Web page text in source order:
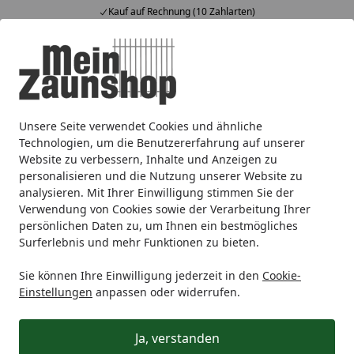
Unsere Seite verwendet Cookies und ähnliche
Technologien, um die Benutzererfahrung auf unserer
Website zu verbessern, Inhalte und Anzeigen zu
personalisieren und die Nutzung unserer Website zu
analysieren. Mit Ihrer Einwilligung stimmen Sie der
Verwendung von Cookies sowie der Verarbeitung Ihrer
persönlichen Daten zu, um Ihnen ein bestmögliches
Surferlebnis und mehr Funktionen zu bieten.
Sie können Ihre Einwilligung jederzeit in den Cookie-
Einstellungen anpassen oder widerrufen.
Ja, verstanden
Kauf auf Rechnung (10 Zahlarten)
Alle Produkte
Mein Konto
Suchen
Startseite
Zaunmarken dz deutsche zauntechnik dz Flügeltore
Zubehör für Einstabmatten-
Flügeltore
Ihre Artikelübersicht
Kategorien
4 Artikel gefunden